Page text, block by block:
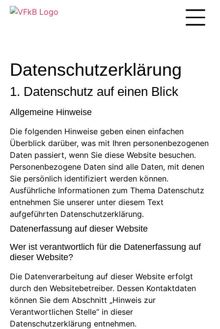
Datenschutzerklärung
1. Datenschutz auf einen Blick
Allgemeine Hinweise
Die folgenden Hinweise geben einen einfachen
Überblick darüber, was mit Ihren personenbezogenen
Daten passiert, wenn Sie diese Website besuchen.
Personenbezogene Daten sind alle Daten, mit denen
Sie persönlich identifiziert werden können.
Ausführliche Informationen zum Thema Datenschutz
entnehmen Sie unserer unter diesem Text
aufgeführten Datenschutzerklärung.
Datenerfassung auf dieser Website
Wer ist verantwortlich für die Datenerfassung auf
dieser Website?
Die Datenverarbeitung auf dieser Website erfolgt
durch den Websitebetreiber. Dessen Kontaktdaten
können Sie dem Abschnitt „Hinweis zur
Verantwortlichen Stelle“ in dieser
Datenschutzerklärung entnehmen.